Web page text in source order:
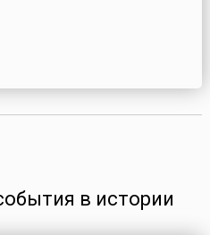
в истории